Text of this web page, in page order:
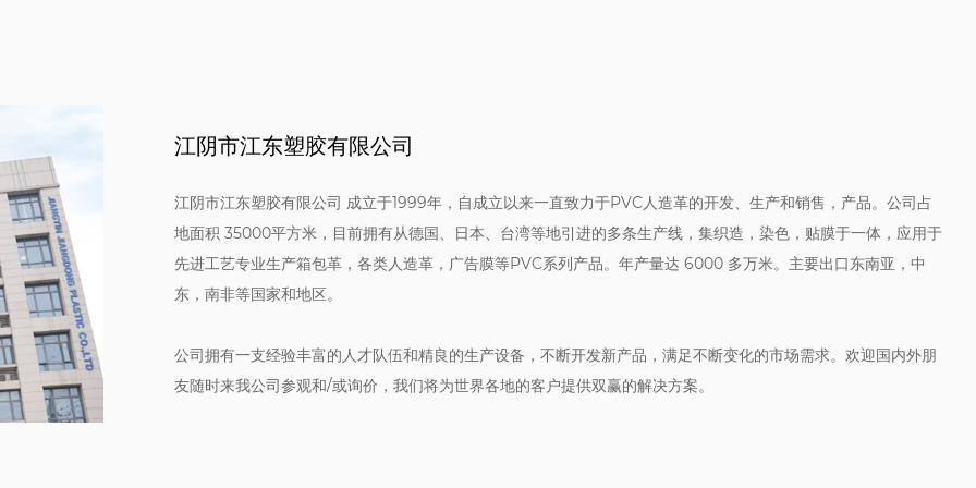
江阴市江东塑胶有限公司
江阴市江东塑胶有限公司 成立于1999年，自成立以来一直致力于PVC人造革的开发、生产和销售，产品。公司占
地面积 35000平方米，目前拥有从德国、日本、台湾等地引进的多条生产线，集织造，染色，贴膜于一体，应用于
先进工艺专业生产箱包革，各类人造革，广告膜等PVC系列产品。年产量达 6000 多万米。主要出口东南亚，中
东，南非等国家和地区。
公司拥有一支经验丰富的人才队伍和精良的生产设备，不断开发新产品，满足不断变化的市场需求。欢迎国内外朋
友随时来我公司参观和/或询价，我们将为世界各地的客户提供双赢的解决方案。